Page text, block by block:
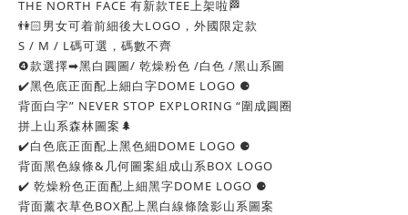
THE NORTH FACE 有新款TEE上架啦🏁
👫🏻男女可着前細後大LOGO，外國限定款
S / M / L碼可選，碼數不齊
❹款選擇➡︎黑白圓圖/ 乾燥粉色 /白色 /黑山系圖
✔️黑色底正面配上細白字DOME LOGO ⚈
背面白字” NEVER STOP EXPLORING “圍成圓圈
拼上山系森林圖案🌲
✔️白色底正面配上黑色細DOME LOGO ⚈
背面黑色線條&几何圖案組成山系BOX LOGO
✔️ 乾燥粉色正面配上細黑字DOME LOGO ⚈
背面薰衣草色BOX配上黑白線條陰影山系圖案